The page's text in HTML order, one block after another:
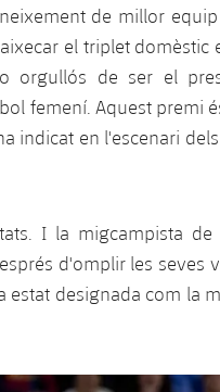
de millor
el triplet domèstic
orgullós de ser el
femení. Aquest premi
indicat en l'escenari
I la migcampista de
d'omplir les seves
estat designada com la